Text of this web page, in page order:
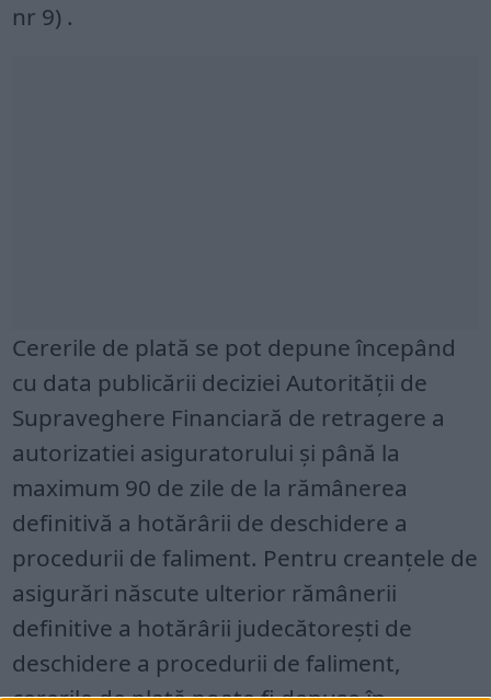
nr 9) .
Cererile de plată se pot depune începând
cu data publicării deciziei Autorității de
Supraveghere Financiară de retragere a
autorizatiei asiguratorului și până la
maximum 90 de zile de la rămânerea
definitivă a hotărârii de deschidere a
procedurii de faliment. Pentru creanţele de
asigurări născute ulterior rămânerii
definitive a hotărârii judecătoreşti de
deschidere a procedurii de faliment,